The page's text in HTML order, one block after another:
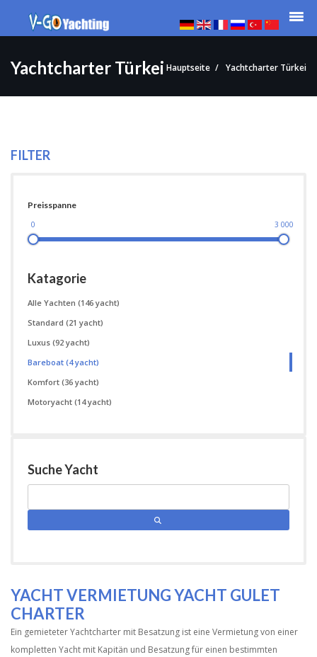
Yachtcharter Türkei Hauptseite Yachtcharter Türkei
FILTER
Preisspanne
0 3 000
Katagorie
Alle Yachten (146 yacht)
Standard (21 yacht)
Luxus (92 yacht)
Bareboat (4 yacht)
Komfort (36 yacht)
Motoryacht (14 yacht)
Suche Yacht
YACHT VERMIETUNG YACHT GULET
CHARTER
Ein gemieteter Yachtcharter mit Besatzung ist eine Vermietung von einer
kompletten Yacht mit Kapitän und Besatzung für einen bestimmten